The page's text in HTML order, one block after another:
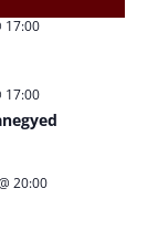
17:00
17:00
20:00